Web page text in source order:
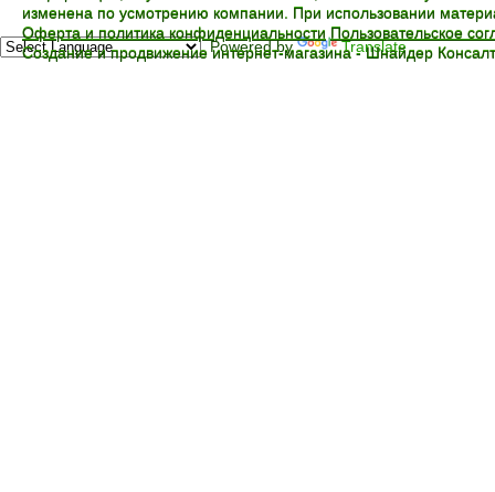
изменена по усмотрению компании. При использовании
Оферта и политика конфиденциальности Пользовательское
Создание и продвижение интернет-магазина -Шнайдер
Powered by Translate